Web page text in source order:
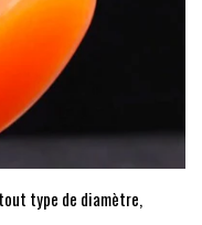
type de diamètre,